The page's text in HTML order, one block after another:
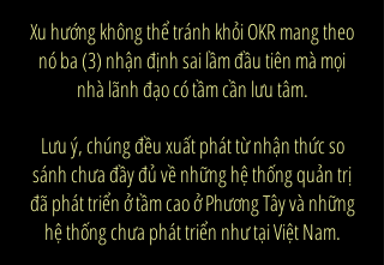
Xu hướng không thể tránh khỏi OKR mang theo
nó ba (3) nhận định sai lầm đầu tiên mà mọi
nhà lãnh đạo có tầm cần lưu tâm.
Lưu ý, chúng đều xuất phát từ nhận thức so
sánh chưa đầy đủ về những hệ thống quản trị
đã phát triển ở tầm cao ở Phương Tây và những
hệ thống chưa phát triển như tại Việt Nam.